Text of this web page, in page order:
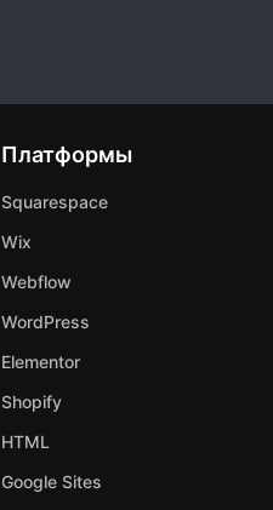
Платформы
Squarespace
Wix
Webflow
WordPress
Elementor
Shopify
HTML
Google Sites